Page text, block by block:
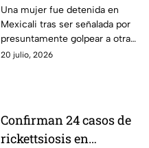
policía detiene a
presunta agresora en
Mexicali
Una mujer fue detenida en
Mexicali tras ser señalada por
presuntamente golpear a otra
persona y despojarla de su
20 julio, 2026
Confirman 24 casos de
rickettsiosis en